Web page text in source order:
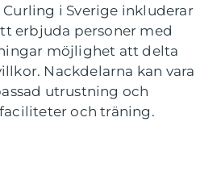
i Sverige inkluderar
erbjuda personer med
möjlighet att delta
Nackdelarna kan vara
utrustning och
och träning.